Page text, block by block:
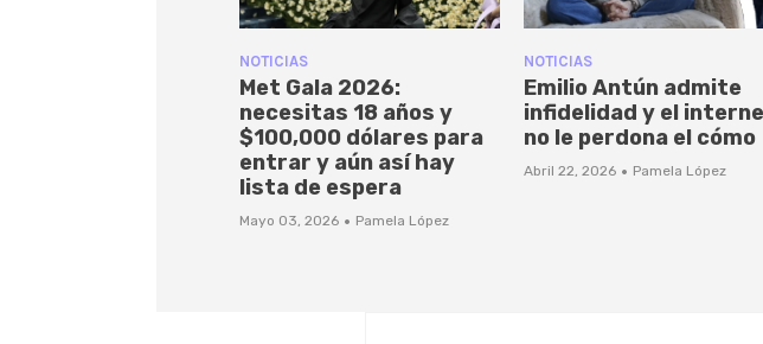
NOTICIAS
Met Gala 2026:
necesitas 18 años y
$100,000 dólares para
entrar y aún así hay
lista de espera
Mayo 03, 2026 · Pamela López
NOTICIAS
Emilio Antún admite
infidelidad y el
no le perdona el cómo
Abril 22, 2026 · Pamela López